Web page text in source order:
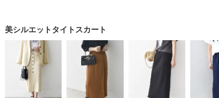
美シルエットタイトスカート